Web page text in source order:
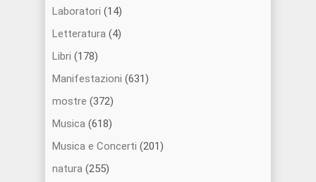
Laboratori (14)
Letteratura (4)
Libri (178)
Manifestazioni (631)
mostre (372)
Musica (618)
Musica e Concerti (201)
natura (255)